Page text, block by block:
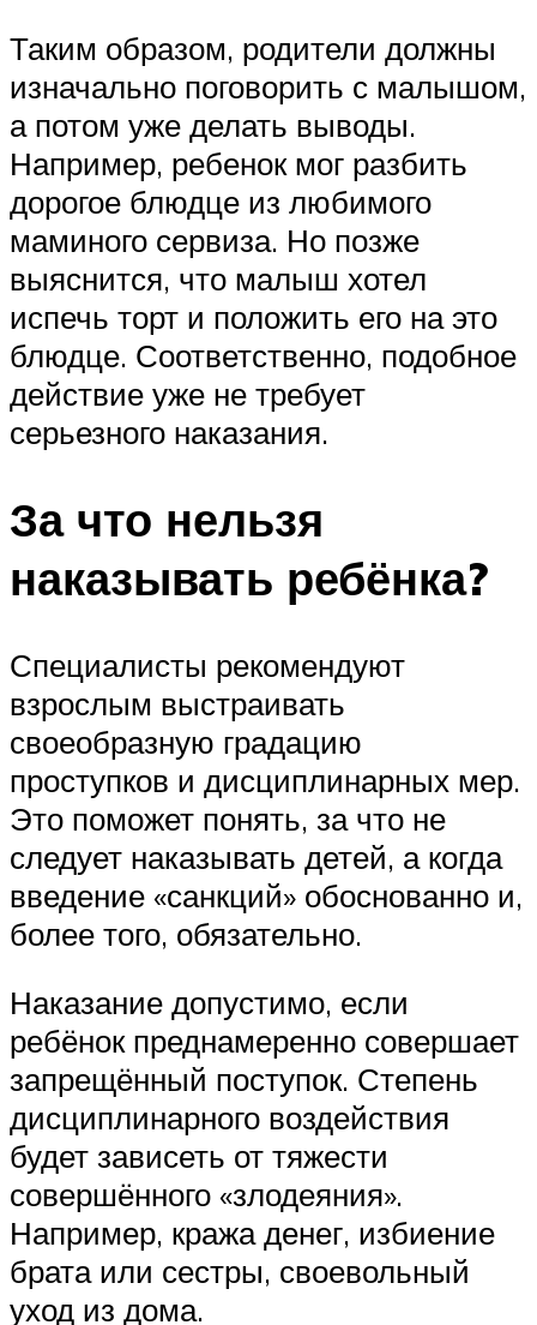
Таким образом, родители должны
изначально поговорить с малышом,
а потом уже делать выводы.
Например, ребенок мог разбить
дорогое блюдце из любимого
маминого сервиза. Но позже
выяснится, что малыш хотел
испечь торт и положить его на это
блюдце. Соответственно, подобное
действие уже не требует
серьезного наказания.
За что нельзя
наказывать ребёнка?
Специалисты рекомендуют
взрослым выстраивать
своеобразную градацию
проступков и дисциплинарных мер.
Это поможет понять, за что не
следует наказывать детей, а когда
введение «санкций» обоснованно и,
более того, обязательно.
Наказание допустимо, если
ребёнок преднамеренно совершает
запрещённый поступок. Степень
дисциплинарного воздействия
будет зависеть от тяжести
совершённого «злодеяния».
Например, кража денег, избиение
брата или сестры, своевольный
уход из дома.